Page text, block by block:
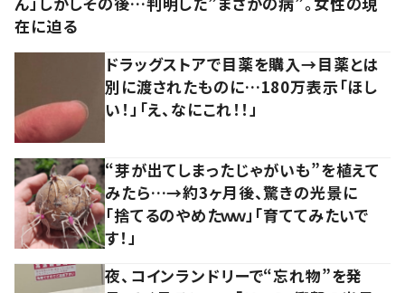
在に迫る
ドラッグストアで目薬を購入→目薬とは
別に渡されたものに…180万表示「ほし
い！」「え、なにこれ！！」
“芽が出てしまったじゃがいも”を植えて
みたら…→約3ヶ月後、驚きの光景に
「捨てるのやめたｗｗ」「育ててみたいで
す！」
夜、コインランドリーで“忘れ物”を発